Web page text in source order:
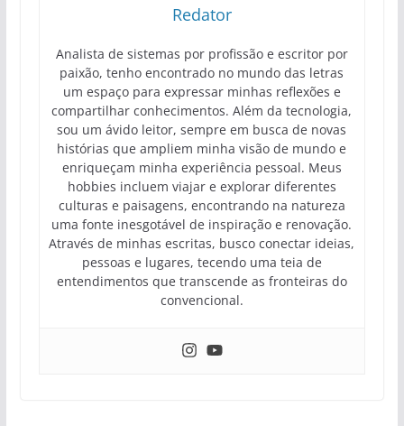
Redator
Analista de sistemas por profissão e escritor por
paixão, tenho encontrado no mundo das letras
um espaço para expressar minhas reflexões e
compartilhar conhecimentos. Além da tecnologia,
sou um ávido leitor, sempre em busca de novas
histórias que ampliem minha visão de mundo e
enriqueçam minha experiência pessoal. Meus
hobbies incluem viajar e explorar diferentes
culturas e paisagens, encontrando na natureza
uma fonte inesgotável de inspiração e renovação.
Através de minhas escritas, busco conectar ideias,
pessoas e lugares, tecendo uma teia de
entendimentos que transcende as fronteiras do
convencional.